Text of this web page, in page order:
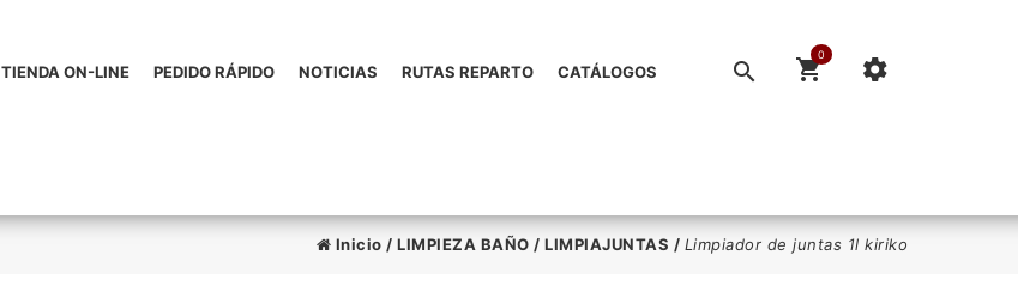
0
TIENDA ON-LINE PEDIDO RÁPIDO NOTICIAS RUTAS REPARTO CATÁLOGOS
Inicio / LIMPIEZA BAÑO / LIMPIAJUNTAS / Limpiador de juntas 1l kiriko